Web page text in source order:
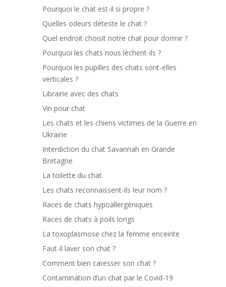
Pourquoi le chat est-il si propre ?
Quelles odeurs déteste le chat ?
Quel endroit choisit notre chat pour dormir ?
Pourquoi les chats nous lèchent-ils ?
Pourquoi les pupilles des chats sont-elles
verticales ?
Librairie avec des chats
Vin pour chat
Les chats et les chiens victimes de la Guerre en
Ukraine
Interdiction du chat Savannah en Grande
Bretagne
La toilette du chat
Les chats reconnaissent-ils leur nom ?
Races de chats hypoallergéniques
Races de chats à poils longs
La toxoplasmose chez la femme enceinte
Faut-il laver son chat ?
Comment bien caresser son chat ?
Contamination d’un chat par le Covid-19